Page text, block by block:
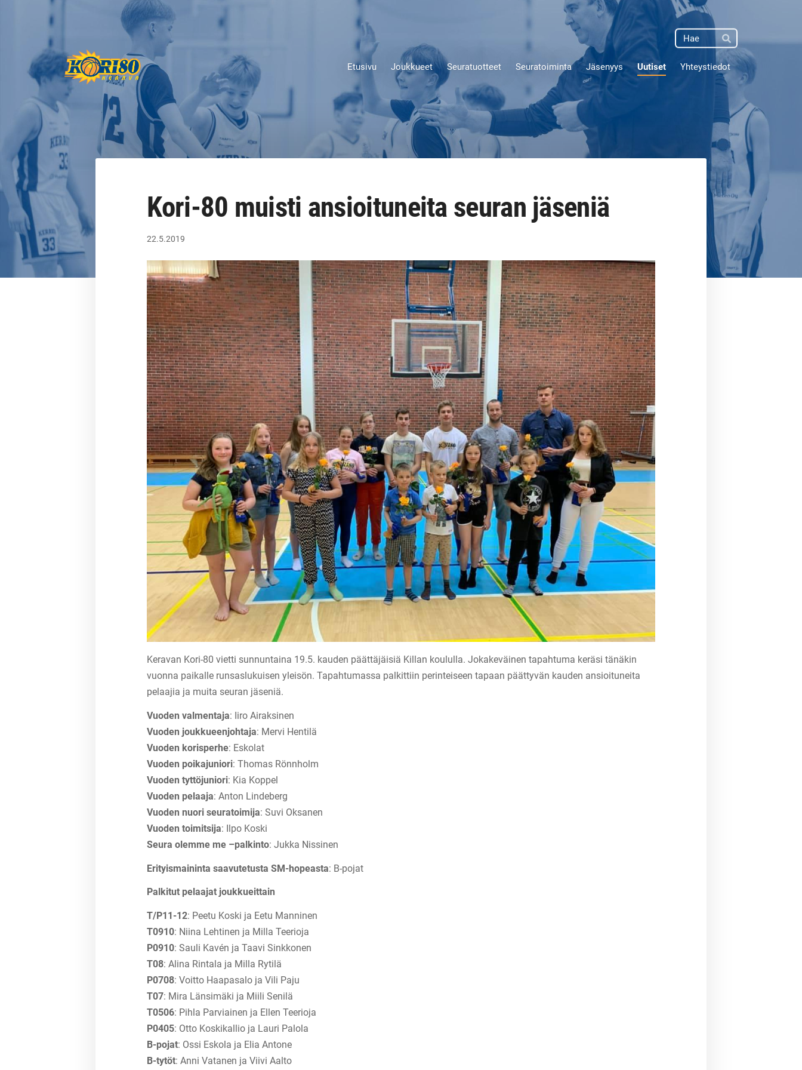
Haku
Hae
Keravan Kori-80 ry Etusivu Joukkueet Seuratuotteet Seuratoiminta Jäsenyys Uutiset Yhteystiedot
Kori-80 muisti ansioituneita seuran jäseniä
22.5.2019
Keravan Kori-80 vietti sunnuntaina 19.5. kauden päättäjäisiä Killan koululla. Jokakeväinen tapahtuma keräsi tänäkin
vuonna paikalle runsaslukuisen yleisön. Tapahtumassa palkittiin perinteiseen tapaan päättyvän kauden ansioituneita
pelaajia ja muita seuran jäseniä.
Vuoden valmentaja: Iiro Airaksinen
Vuoden joukkueenjohtaja: Mervi Hentilä
Vuoden korisperhe: Eskolat
Vuoden poikajuniori: Thomas Rönnholm
Vuoden tyttöjuniori: Kia Koppel
Vuoden pelaaja: Anton Lindeberg
Vuoden nuori seuratoimija: Suvi Oksanen
Vuoden toimitsija: Ilpo Koski
Seura olemme me –palkinto: Jukka Nissinen
Erityismaininta saavutetusta SM-hopeasta: B-pojat
Palkitut pelaajat joukkueittain
T/P11-12: Peetu Koski ja Eetu Manninen
T0910: Niina Lehtinen ja Milla Teerioja
P0910: Sauli Kavén ja Taavi Sinkkonen
T08: Alina Rintala ja Milla Rytilä
P0708: Voitto Haapasalo ja Vili Paju
T07: Mira Länsimäki ja Miili Senilä
T0506: Pihla Parviainen ja Ellen Teerioja
P0405: Otto Koskikallio ja Lauri Palola
B-pojat: Ossi Eskola ja Elia Antone
B-tytöt: Anni Vatanen ja Viivi Aalto